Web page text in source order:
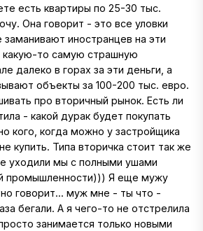
есть квартиры по 25-30 тыс.
Она говорит - это все уловки
иностранцев на эти
какую-то самую страшную
далеко в горах за эти деньги, а
объекты за 100-200 тыс. евро.
про вторичный рынок. Есть ли
- какой дурак будет покупать
кого, когда можно у застройщика
купить. Типа вторичка стоит так же
уходили мы с полными ушами
промышленности))) Я еще мужу
говорит... муж мне - ты что -
бегали. А я чего-то не отстрелила
занимается только новыми